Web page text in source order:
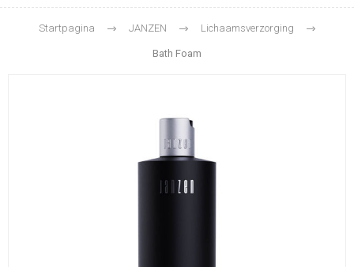
Startpagina JANZEN Lichaamsverzorging
Bath Foam